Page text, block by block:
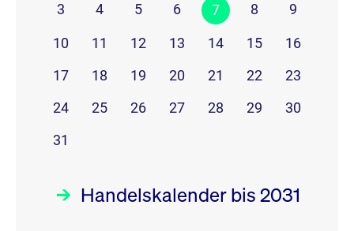
3
4 5 6 7 8 9
10 11 12 13 14 15
16
17
18 19 20 21 22
23
24
25 26 27 28 29
30
31
Handelskalender bis 2031